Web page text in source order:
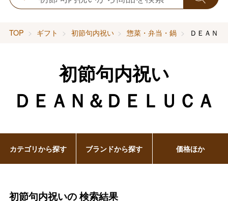
TOP ギフト 初節句内祝い 惣菜・弁当・鍋 ＤＥＡＮ
初節句内祝い
ＤＥＡＮ＆ＤＥＬＵＣＡ
初節句内祝いの検索結果
カテゴリから探す ブランドから探す 価格ほか